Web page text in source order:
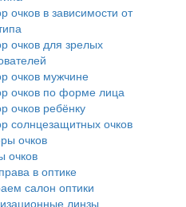
очков в зависимости от
очков для зрелых
очков мужчине
очков по форме лица
очков ребёнку
солнцезащитных очков
очков
очков
в оптике
салон оптики
линзы